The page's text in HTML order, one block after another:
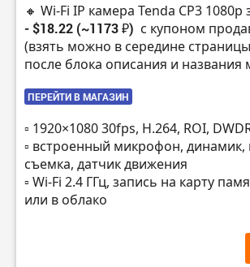
🔸 Wi-Fi IP камера Tenda CP3 1080p
- $18.22 (~1173 ₽) с купоном
(взять можно в середине
после блока описания и названия
ПЕРЕЙТИ В МАГАЗИН
▫️ 1920×1080 30fps, H.264, ROI,
▫️ встроенный микрофон, динамик,
съемка, датчик движения
▫️ Wi-Fi 2.4 ГГц, запись на карту
или в облако